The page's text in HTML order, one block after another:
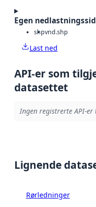
Egen
shpvnd.shp
Last ned
API-er som
datasettet
Ingen registrerte API-
Lignende
Rørledninger